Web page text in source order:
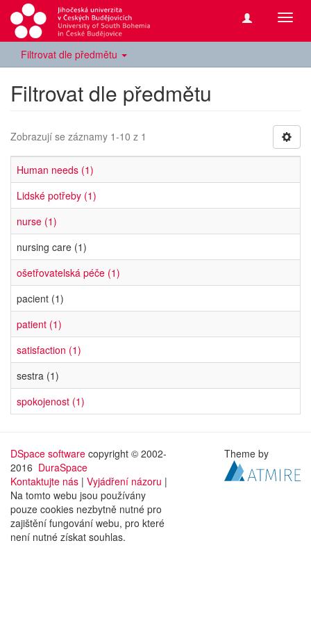
Filtrovat dle předmětu
Filtrovat dle předmětu
Zobrazují se záznamy 1-10 z 1
Human needs (1)
Lidské potřeby (1)
nurse (1)
nursing care (1)
ošetřovatelská péče (1)
pacient (1)
patient (1)
satisfaction (1)
sestra (1)
spokojenost (1)
DSpace software copyright © 2002-
2016 DuraSpace
Kontaktujte nás | Vyjádření názoru |
Na tomto webu jsou používány
pouze cookies nezbytně nutné pro
zajištění fungování webu, pro které
není nutné získat souhlas.
Theme by